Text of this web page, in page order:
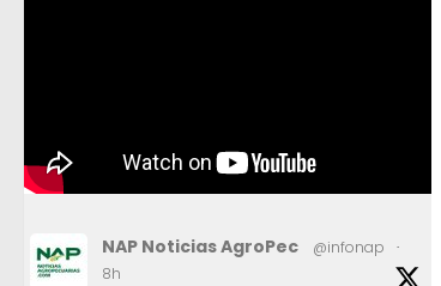
NAP Noticias AgroPec @infonap
·
8h